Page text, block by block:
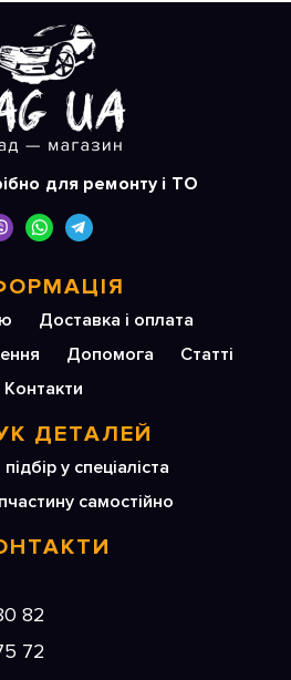
для ремонту і ТО
Доставка і оплата
Допомога
Статті
Контакти
ДЕТАЛЕЙ
у спеціаліста
самостійно
82
72